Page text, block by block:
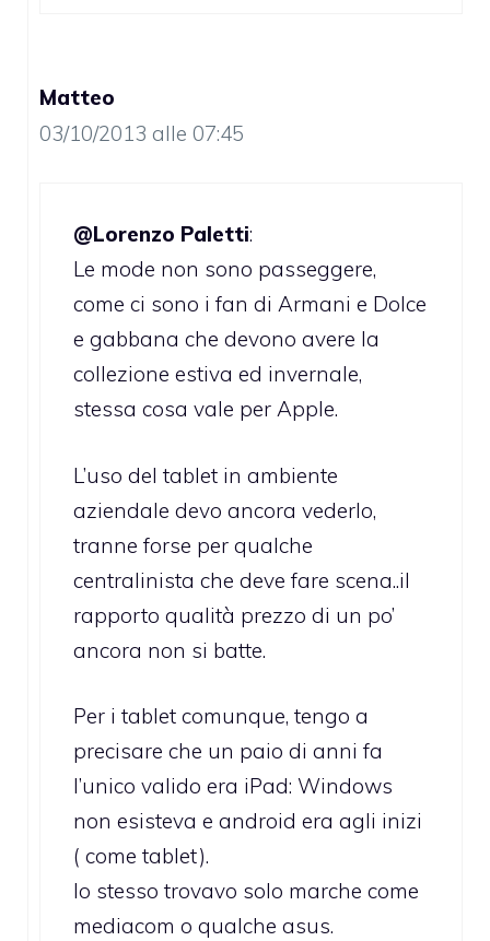
Matteo
03/10/2013 alle 07:45
@Lorenzo Paletti:
Le mode non sono passeggere,
come ci sono i fan di Armani e Dolce
e gabbana che devono avere la
collezione estiva ed invernale,
stessa cosa vale per Apple.
L’uso del tablet in ambiente
aziendale devo ancora vederlo,
tranne forse per qualche
centralinista che deve fare scena..il
rapporto qualità prezzo di un po’
ancora non si batte.
Per i tablet comunque, tengo a
precisare che un paio di anni fa
l’unico valido era iPad: Windows
non esisteva e android era agli inizi
( come tablet).
Io stesso trovavo solo marche come
mediacom o qualche asus.